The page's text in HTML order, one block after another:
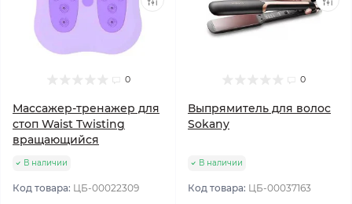
0
Массажер-тренажер для
стоп Waist Twisting
вращающийся
В наличии
Код товара: ЦБ-00022309
0
Выпрямитель для волос
Sokany
В наличии
Код товара: ЦБ-00037163